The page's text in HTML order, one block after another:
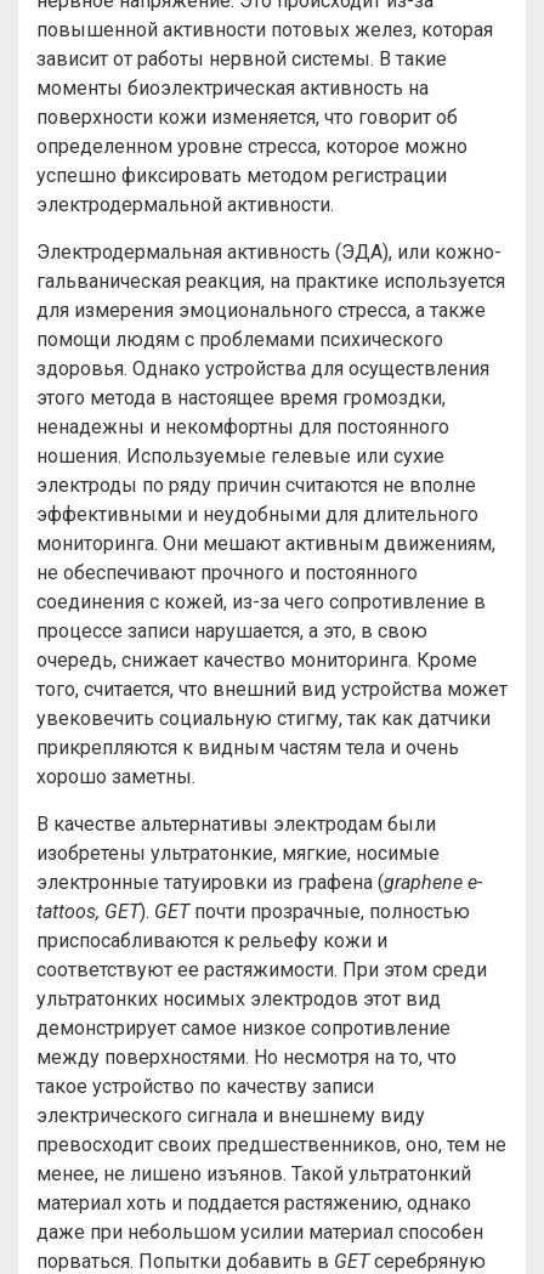
повышенной активности потовых желез, которая
зависит от работы нервной системы. В такие
моменты биоэлектрическая активность на
поверхности кожи изменяется, что говорит об
определенном уровне стресса, которое можно
успешно фиксировать методом регистрации
электродермальной активности.
Электродермальная активность (ЭДА), или кожно-
гальваническая реакция, на практике используется
для измерения эмоционального стресса, а также
помощи людям с проблемами психического
здоровья. Однако устройства для осуществления
этого метода в настоящее время громоздки,
ненадежны и некомфортны для постоянного
ношения. Используемые гелевые или сухие
электроды по ряду причин считаются не вполне
эффективными и неудобными для длительного
мониторинга. Они мешают активным движениям,
не обеспечивают прочного и постоянного
соединения с кожей, из-за чего сопротивление в
процессе записи нарушается, а это, в свою
очередь, снижает качество мониторинга. Кроме
того, считается, что внешний вид устройства может
увековечить социальную стигму, так как датчики
прикрепляются к видным частям тела и очень
хорошо заметны.
В качестве альтернативы электродам были
изобретены ультратонкие, мягкие, носимые
электронные татуировки из графена (graphene e-
tattoos, GET). GETпочти прозрачные, полностью
приспосабливаются к рельефу кожи и
соответствуют ее растяжимости. При этом среди
ультратонких носимых электродов этот вид
демонстрирует самое низкое сопротивление
между поверхностями. Но несмотря на то, что
такое устройство по качеству записи
электрического сигнала и внешнему виду
превосходит своих предшественников, оно, тем не
менее, не лишено изъянов. Такой ультратонкий
материал хоть и поддается растяжению, однако
даже при небольшом усилии материал способен
порваться. Попытки добавить в GETсеребряную